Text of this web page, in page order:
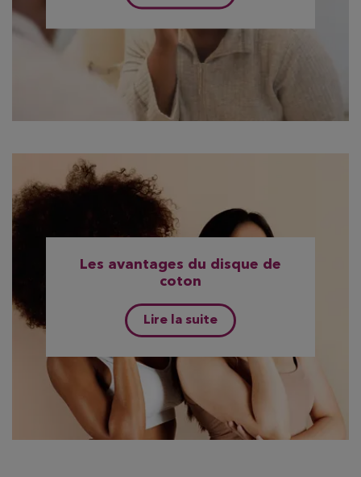
Les avantages du disque de
coton
Lire la suite